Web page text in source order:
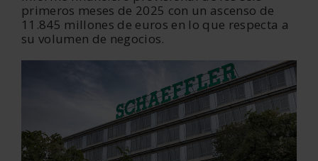
primeros meses de 2025 con un ascenso de
11.845 millones de euros en lo que respecta a
su volumen de negocios.